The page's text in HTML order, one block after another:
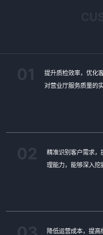
提升质检效率，优化
对营业厅服务质量的
精准识别客户需求，
理能力，能够深入挖
降低运营成本，提